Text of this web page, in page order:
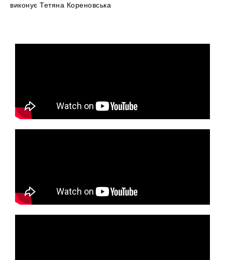
виконує Тетяна Кореновська